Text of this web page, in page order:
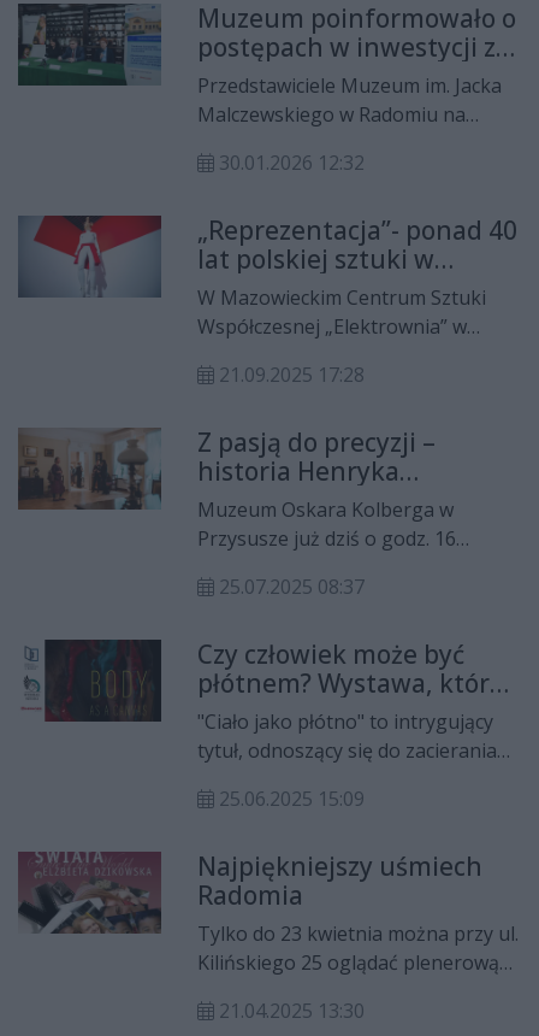
Muzeum poinformowało o
postępach w inwestycji za
17 milionów złotych. Prace
wkraczają w decydującą
Przedstawiciele Muzeum im. Jacka
Malczewskiego w Radomiu na
poinformowali o postępach w
Zabiełłów, która zostanie
zagospodarowana jako dodatkowa
przestrzeń muzealna pozwalająca
na poszerzenie oferty kulturalno-
edukacyjnej. Inwestycja pochłonie
łącznie blisko 17 milionów złotych.
30.01.2026 12:32
„Reprezentacja”- ponad 40
lat polskiej sztuki w
jednym miejscu
W Mazowieckim Centrum Sztuki
Współczesnej „Elektrownia” w
„Reprezentacja”, prezentującą
bogatej, liczącej niemal tysiąc
pozycji kolekcji instytucji.
Ekspozycja ukazuje przemiany w
polskiej sztuce współczesnej od lat
70. XX wieku po czasy współczesne.
21.09.2025 17:28
Z pasją do precyzji –
historia Henryka
Kołobrzeg-Kolberga
Muzeum Oskara Kolberga w
Przysusze już dziś o godz. 16
poświęconą Henrykowi
inżynierowi, przedsiębiorcy i
pionierowi polskiego przemysłu
optycznego.
25.07.2025 08:37
Czy człowiek może być
płótnem? Wystawa, która
wychodzi poza ciało i mury
galerii
"Ciało jako płótno" to intrygujący
tytuł, odnoszący się do zacierania
dotyczy to makijażu, maski, barw
zasłania, zniekształca, ważniejsze
jest odkrywanie tego co pozostaje
niewidoczne. Artystka Patrycja
Tabor w swojej wystawie „BODY AS
A PART A CANVAS” snuje historie
poprzez skórę, kształt i ruch
25.06.2025 15:09
Najpiękniejszy uśmiech
Radomia
Tylko do 23 kwietnia można przy ul.
Kilińskiego 25 oglądać plenerową
Świata”. Natomiast do 30 kwietnia
21.04.2025 13:30